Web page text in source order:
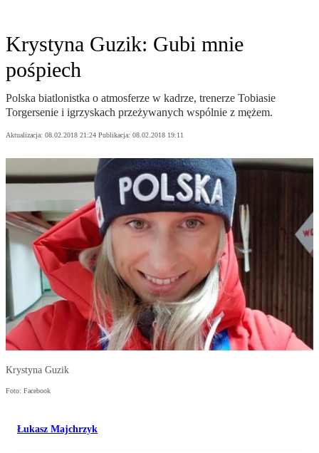
Krystyna Guzik: Gubi mnie
pośpiech
Polska biatlonistka o atmosferze w kadrze, trenerze Tobiasie
Torgersenie i igrzyskach przeżywanych wspólnie z mężem.
Aktualizacja: 08.02.2018 21:24 Publikacja: 08.02.2018 19:11
Krystyna Guzik
Foto: Facebook
Łukasz Majchrzyk